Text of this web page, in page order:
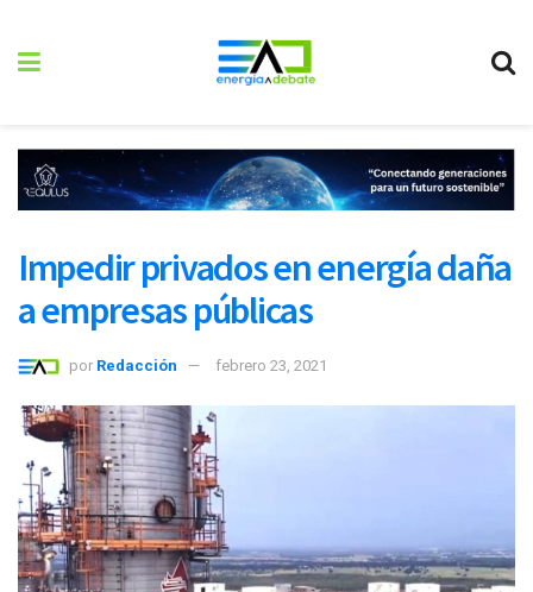
Impedir privados en energía daña
a empresas públicas
por Redacción febrero 23, 2021